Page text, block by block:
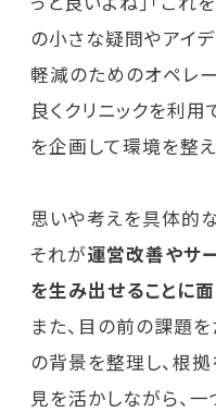
の小さな疑問やアイ
軽減のためのオペレ
良くクリニックを利
を企画して環境を整
思いや考えを具体的
それが運営改善やサ
を生み出せることに
また、目の前の課題
の背景を整理し、根
見を活かしながら、